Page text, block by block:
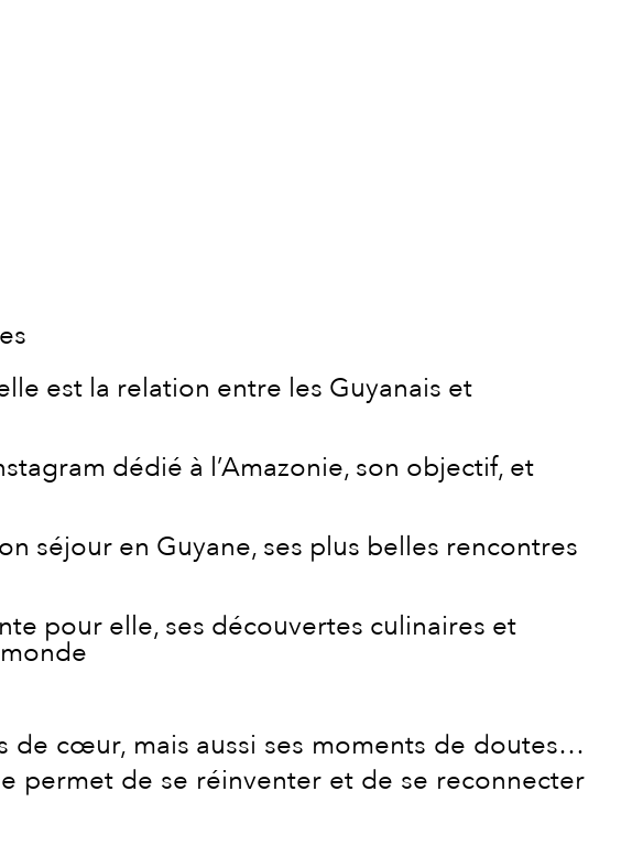
est la relation entre les Guyanais et
dédié à l’Amazonie, son objectif, et
séjour en Guyane, ses plus belles rencontres
pour elle, ses découvertes culinaires et
de cœur, mais aussi ses moments de doutes…
permet de se réinventer et de se reconnecter